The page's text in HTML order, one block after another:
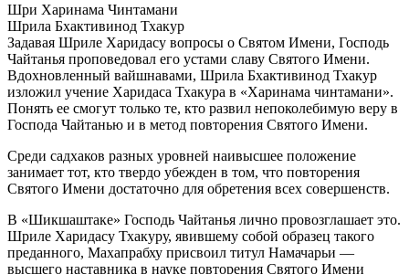
Шри Харинама Чинтамани
Шрила Бхактивинод Тхакур
Задавая Шриле Харидасу вопросы о Святом Имени, Господь
Чайтанья проповедовал его устами славу Святого Имени.
Вдохновленный вайшнавами, Шрила Бхактивинод Тхакур
изложил учение Харидаса Тхакура в «Харинама чинтамани».
Понять ее смогут только те, кто развил непоколебимую веру в
Господа Чайтанью и в метод повторения Святого Имени.
Среди садхаков разных уровней наивысшее положение
занимает тот, кто твердо убежден в том, что повторения
Святого Имени достаточно для обретения всех совершенств.
В «Шикшаштаке» Господь Чайтанья лично провозглашает это.
Шриле Харидасу Тхакуру, явившему собой образец такого
преданного, Махапрабху присвоил титул Намачарьи —
высшего наставника в науке повторения Святого Имени